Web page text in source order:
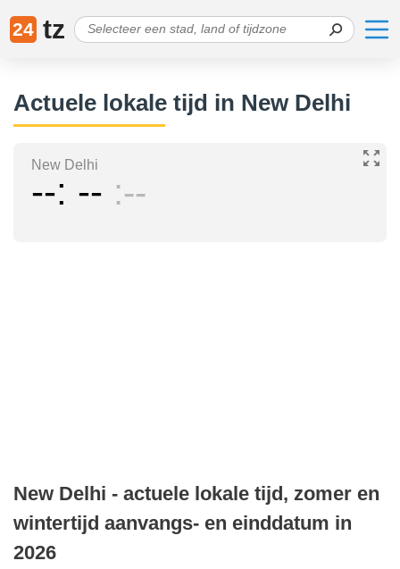
24 tz
Actuele lokale tijd in New Delhi
New Delhi
-- -- --
New Delhi - actuele lokale tijd, zomer en
wintertijd aanvangs- en einddatum in
2026